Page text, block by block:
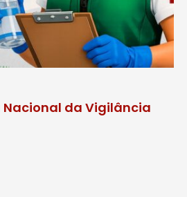
Nacional da Vigilância